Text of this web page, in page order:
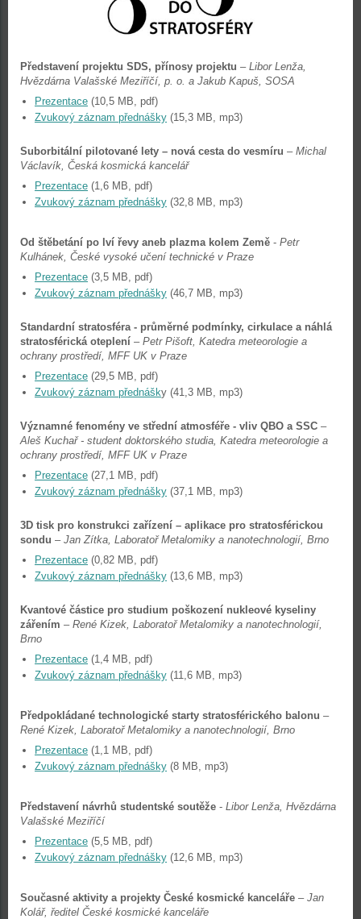
Představení projektu SDS, přínosy projektu –Libor Lenža,
Hvězdárna Valašské Meziříčí, p. o. a Jakub Kapuš, SOSA
Prezentace (10,5 MB, pdf)
Zvukový záznam přednášky (15,3 MB, mp3)
Suborbitální pilotované lety – nová cesta do vesmíru –Michal
Václavík, Česká kosmická kancelář
Prezentace (1,6 MB, pdf)
Zvukový záznam přednášky (32,8 MB, mp3)
Od štěbetání po lví řevy aneb plazma kolem Země - Petr
Kulhánek, České vysoké učení technické v Praze
Prezentace (3,5 MB, pdf)
Zvukový záznam přednášky (46,7 MB, mp3)
Standardní stratosféra - průměrné podmínky, cirkulace a náhlá
stratosférická oteplení –Petr Pišoft, Katedra meteorologie a
ochrany prostředí, MFF UK v Praze
Prezentace (29,5 MB, pdf)
Zvukový záznam přednášky (41,3 MB, mp3)
Významné fenomény ve střední atmosféře - vliv QBO a SSC –
Aleš Kuchař - student doktorského studia, Katedra meteorologie a
ochrany prostředí, MFF UK v Praze
Prezentace (27,1 MB, pdf)
Zvukový záznam přednášky (37,1 MB, mp3)
3D tisk pro konstrukci zařízení – aplikace pro stratosférickou
sondu – Jan Zítka, Laboratoř Metalomiky a nanotechnologií, Brno
Prezentace (0,82 MB, pdf)
Zvukový záznam přednášky (13,6 MB, mp3)
Kvantové částice pro studium poškození nukleové kyseliny
zářením –René Kizek, Laboratoř Metalomiky a nanotechnologií,
Brno
Prezentace (1,4 MB, pdf)
Zvukový záznam přednášky (11,6 MB, mp3)
Předpokládané technologické starty stratosférického balonu –
René Kizek, Laboratoř Metalomiky a nanotechnologií, Brno
Prezentace (1,1 MB, pdf)
Zvukový záznam přednášky (8 MB, mp3)
Představení návrhů studentské soutěže - Libor Lenža, Hvězdárna
Valašské Meziříčí
Prezentace (5,5 MB, pdf)
Zvukový záznam přednášky (12,6 MB, mp3)
Současné aktivity a projekty České kosmické kanceláře – Jan
Kolář, ředitel České kosmické kanceláře